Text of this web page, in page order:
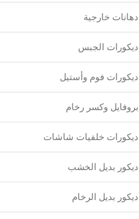
دهانات خارجية
ديكورات الجبس
ديكورات فوم وأستيل
بروفايل وكسر رخام
ديكورات خلفيات شاشات
ديكور بديل الخشب
ديكور بديل الرخام